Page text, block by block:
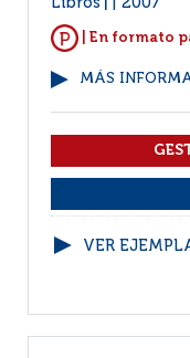
Libros
2007
| En formato
MÁS
VER